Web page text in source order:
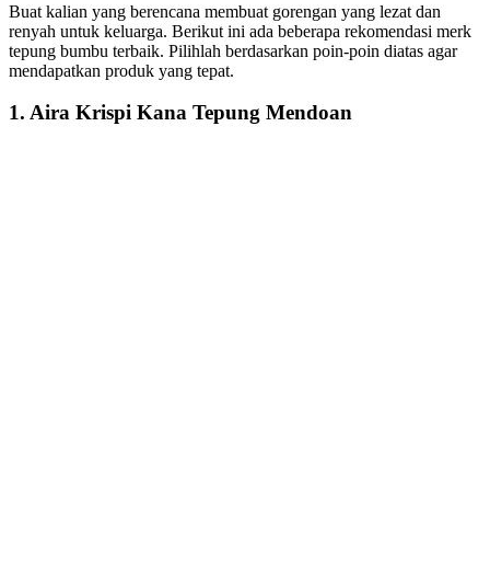
Buat kalian yang berencana membuat gorengan yang lezat dan
renyah untuk keluarga. Berikut ini ada beberapa rekomendasi merk
tepung bumbu terbaik. Pilihlah berdasarkan poin-poin diatas agar
mendapatkan produk yang tepat.
1. Aira Krispi Kana Tepung Mendoan